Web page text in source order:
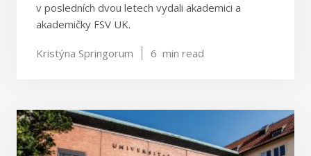
v posledních dvou letech vydali akademici a
akademičky FSV UK.
Kristýna Springorum 6 min read